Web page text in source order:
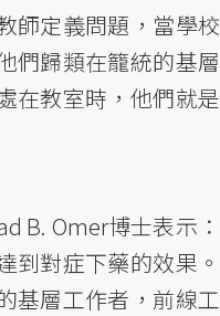
師定義問題，當學校
們歸類在籠統的基層
在教室時，他們就是
B. Omer博士表示：
到對症下藥的效果。
基層工作者，前線工